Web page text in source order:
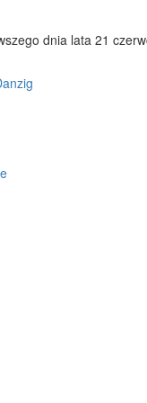
dnia lata 21